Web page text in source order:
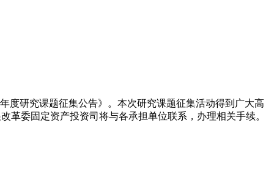
研究课题征集公告》。本次研究课题征集活动得到广大高
委固定资产投资司将与各承担单位联系，办理相关手续。